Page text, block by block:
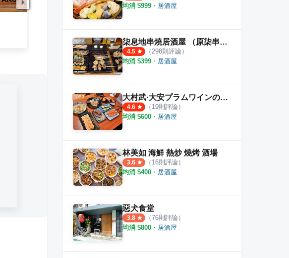
37則評論 1則評論
均消 $999 ・ 居酒屋
柒息地串燒居酒屋 （原柒串燒屋）
4.5 （ 298則評論）
均消 $399 ・ 居酒屋
大村武·大安プラムワインの独占
4.6 （ 19則評論）
均消 $600 ・ 居酒屋
林美如 海鮮 熱炒 燒烤 酒場
3.6 （ 16則評論）
均消 $400 ・ 居酒屋
惡犬食堂
3.8 （76則評論）
均消 $800 ・ 居酒屋